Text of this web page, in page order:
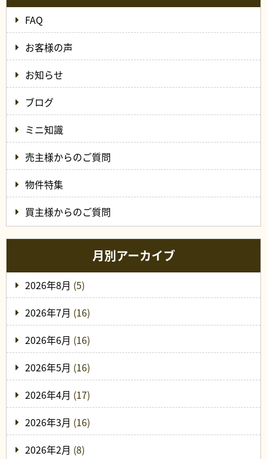
FAQ
お客様の声
お知らせ
ブログ
ミニ知識
売主様からのご質問
物件特集
買主様からのご質問
月別アーカイブ
2026年8月 (5)
2026年7月 (16)
2026年6月 (16)
2026年5月 (16)
2026年4月 (17)
2026年3月 (16)
2026年2月 (8)